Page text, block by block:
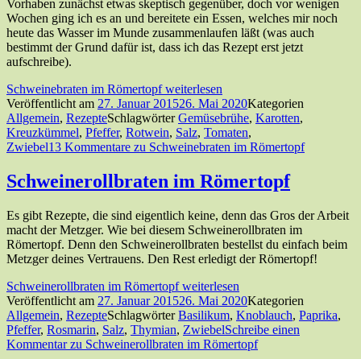
Vorhaben zunächst etwas skeptisch gegenüber, doch vor wenigen
Wochen ging ich es an und bereitete ein Essen, welches mir noch
heute das Wasser im Munde zusammenlaufen läßt (was auch
bestimmt der Grund dafür ist, dass ich das Rezept erst jetzt
aufschreibe).
Schweinebraten im Römertopfweiterlesen
Veröffentlicht am 27. Januar 201526. Mai 2020Kategorien
Allgemein, RezepteSchlagwörterGemüsebrühe, Karotten,
Kreuzkümmel, Pfeffer, Rotwein, Salz, Tomaten,
Zwiebel13 Kommentare zu Schweinebraten im Römertopf
Schweinerollbraten im Römertopf
Es gibt Rezepte, die sind eigentlich keine, denn das Gros der Arbeit
macht der Metzger. Wie bei diesem Schweinerollbraten im
Römertopf. Denn den Schweinerollbraten bestellst du einfach beim
Metzger deines Vertrauens. Den Rest erledigt der Römertopf!
Schweinerollbraten im Römertopfweiterlesen
Veröffentlicht am 27. Januar 201526. Mai 2020Kategorien
Allgemein, RezepteSchlagwörterBasilikum, Knoblauch, Paprika,
Pfeffer, Rosmarin, Salz, Thymian, ZwiebelSchreibe einen
Kommentarzu Schweinerollbraten im Römertopf